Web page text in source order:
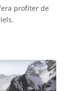
profiter de